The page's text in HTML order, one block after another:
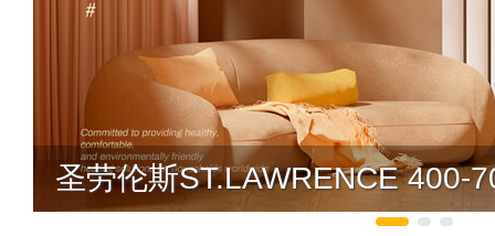
圣劳伦斯ST.LAWRENCE 400-